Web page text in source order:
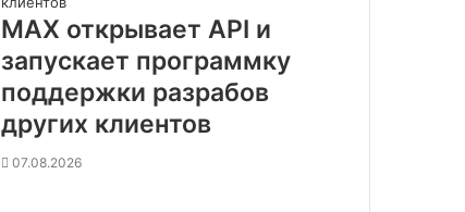
MAX открывает API и
запускает программку
поддержки разрабов
других клиентов
07.08.2026